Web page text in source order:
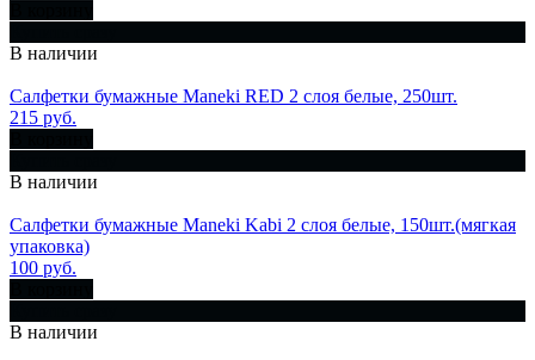
В наличии
Салфетки бумажные Maneki RED 2 слоя белые, 250шт.
215 руб.
В наличии
Салфетки бумажные Maneki Kabi 2 слоя белые, 150шт.(мягкая
упаковка)
100 руб.
В наличии